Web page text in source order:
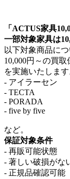
「ACTUS家具
一部対象家具は
以下対象商品につ
10,000円～の買取
を実施いたします
- アイラーセン
- TECTA
- PORADA
- five by five
など。
保証対象条件
- 再販可能状態
- 著しい破損がな
- 正規品確認可能